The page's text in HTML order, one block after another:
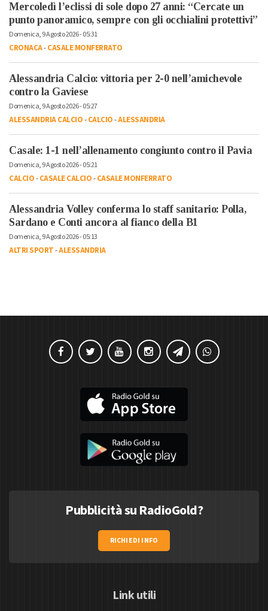
Mercoledì l’eclissi di sole dopo 27 anni: “Cercate un
punto panoramico, sempre con gli occhialini protettivi”
Domenica, 9 Agosto 2026 - 05:31
CRONACA-CASALE MONFERRATO
Alessandria Calcio: vittoria per 2-0 nell’amichevole
contro la Gaviese
Domenica, 9 Agosto 2026 - 05:27
ALESSANDRIA CALCIO-CALCIO-ALESSANDRIA
Casale: 1-1 nell’allenamento congiunto contro il Pavia
Domenica, 9 Agosto 2026 - 05:21
CALCIO-CASALE CALCIO-CASALE MONFERRATO
Alessandria Volley conferma lo staff sanitario: Polla,
Sardano e Conti ancora al fianco della B1
Domenica, 9 Agosto 2026 - 05:13
ALTRI SPORT-ALESSANDRIA
Pubblicità su RadioGold?
RICHIEDI INFO
Link utili